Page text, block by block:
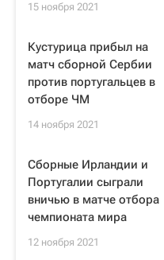
15 ноября 2021
Кустурица прибыл на
матч сборной Сербии
против португальцев в
отборе ЧМ
14 ноября 2021
Сборные Ирландии и
Португалии сыграли
вничью в матче отбора
чемпионата мира
12 ноября 2021